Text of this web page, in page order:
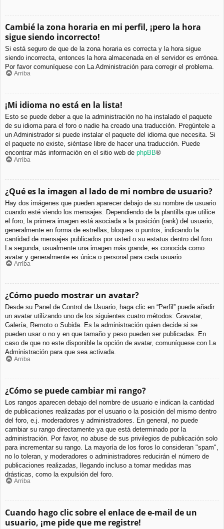
Cambié la zona horaria en mi perfil, ¡pero la hora
sigue siendo incorrecto!
Si está seguro de que de la zona horaria es correcta y la hora sigue
siendo incorrecta, entonces la hora almacenada en el servidor es errónea.
Por favor comuníquese con La Administración para corregir el problema.
Arriba
¡Mi idioma no está en la lista!
Esto se puede deber a que la administración no ha instalado el paquete
de su idioma para el foro o nadie ha creado una traducción. Pregúntele a
un Administrador si puede instalar el paquete del idioma que necesita. Si
el paquete no existe, siéntase libre de hacer una traducción. Puede
encontrar más información en el sitio web de phpBB®
Arriba
¿Qué es la imagen al lado de mi nombre de usuario?
Hay dos imágenes que pueden aparecer debajo de su nombre de usuario
cuando esté viendo los mensajes. Dependiendo de la plantilla que utilice
el foro, la primera imagen está asociada a la posición (rank) del usuario,
generalmente en forma de estrellas, bloques o puntos, indicando la
cantidad de mensajes publicados por usted o su estatus dentro del foro.
La segunda, usualmente una imagen más grande, es conocida como
avatar y generalmente es única o personal para cada usuario.
Arriba
¿Cómo puedo mostrar un avatar?
Desde su Panel de Control de Usuario, haga clic en “Perfil” puede añadir
un avatar utilizando uno de los siguientes cuatro métodos: Gravatar,
Galería, Remoto o Subida. Es la administración quien decide si se
pueden usar o no y en que tamaño y peso pueden ser publicadas. En
caso de que no este disponible la opción de avatar, comuníquese con La
Administración para que sea activada.
Arriba
¿Cómo se puede cambiar mi rango?
Los rangos aparecen debajo del nombre de usuario e indican la cantidad
de publicaciones realizadas por el usuario o la posición del mismo dentro
del foro, e.j. moderadores y administradores. En general, no puede
cambiar su rango directamente ya que está determinado por la
administración. Por favor, no abuse de sus privilegios de publicación solo
para incrementar su rango. La mayoría de los foros lo consideran "spam",
no lo toleran, y moderadores o administradores reducirán el número de
publicaciones realizadas, llegando incluso a tomar medidas mas
drásticas, como la expulsión del foro.
Arriba
Cuando hago clic sobre el enlace de e-mail de un
usuario, ¡me pide que me registre!